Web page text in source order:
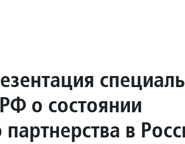
о состоянии
в